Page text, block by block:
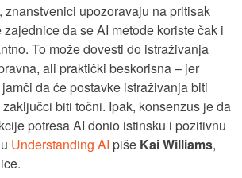
znanstvenici upozoravaju na pritisak
da se AI metode koriste čak i
To može dovesti do istraživanja
ali praktički beskorisna – jer
da će postavke istraživanja biti
biti točni. Ipak, konsenzus je da
potresa AI donio istinsku i pozitivnu
Understanding AI piše Kai Williams,